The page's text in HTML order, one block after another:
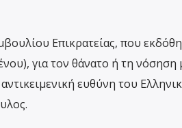
Επικρατείας, που
για τον θάνατο ή τη νόσηση
ευθύνη του